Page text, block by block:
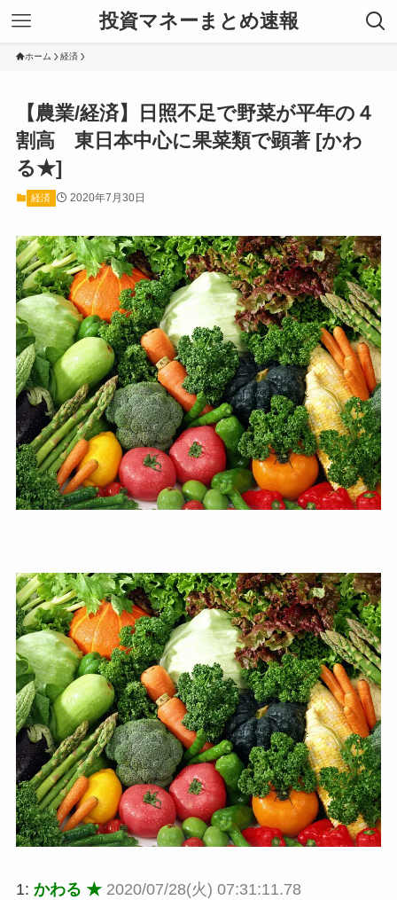
投資マネーまとめ速報
ホーム 経済
【農業/経済】日照不足で野菜が平年の４
割高 東日本中心に果菜類で顕著 [かわ
る★]
経済 2020年7月30日
1: かわる ★ 2020/07/28(火) 07:31:11.78